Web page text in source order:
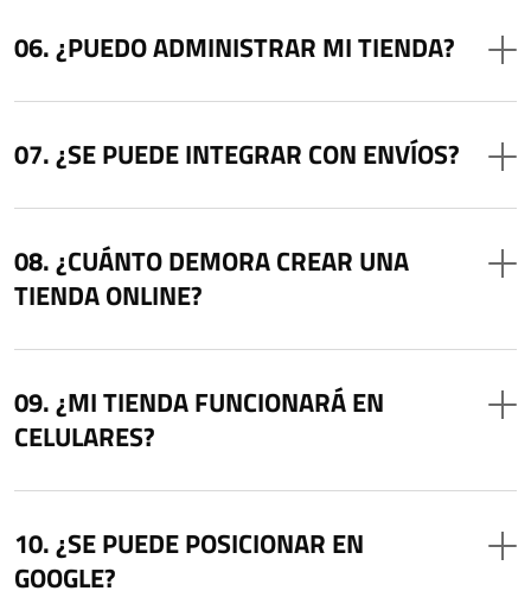
¿PUEDO ADMINISTRAR MI TIENDA?
¿SE PUEDE INTEGRAR CON ENVÍOS?
¿CUÁNTO DEMORA CREAR UNA
TIENDA ONLINE?
¿MI TIENDA FUNCIONARÁ EN
CELULARES?
¿SE PUEDE POSICIONAR EN
GOOGLE?